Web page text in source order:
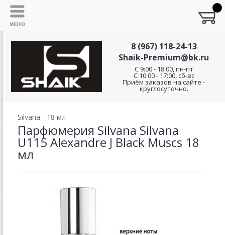
8 (967) 118-24-13
Shaik-Premium@bk.ru
C 9:00 - 18:00, пн-пт
С 10:00 - 17:00, сб-вс
Приём заказов на сайте -
круглосуточно.
Silvana - 18 мл
Парфюмерия Silvana Silvana
U115 Alexandre J Black Muscs 18
мл